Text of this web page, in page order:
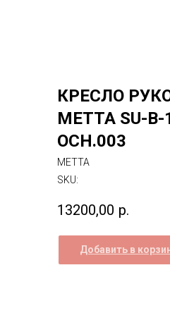
КРЕСЛО
МЕТТА SU-
ОСН.003
МЕТТА
SKU:
13200,00 р.
Добавить в